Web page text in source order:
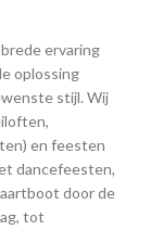
ervaring
oplossing
stijl. Wij
en feesten
dancefeesten,
door de
tot